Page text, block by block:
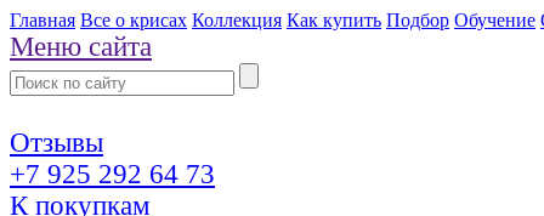
Главная Все о крисах Коллекция Как купить Подбор Обучение
Меню сайта
Отзывы
+7 925 292 64 73
К покупкам